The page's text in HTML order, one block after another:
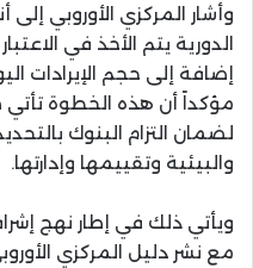
وأشار المركزي الأوروبي
الدورية يتم الأخذ في
إضافة إلى حجم الإيرادات
مؤكداً أن هذه الخطوة
لضمان التزام البنوك
والبيئية وتقييمها وإدارتها.
مع نشر دليل المركزي